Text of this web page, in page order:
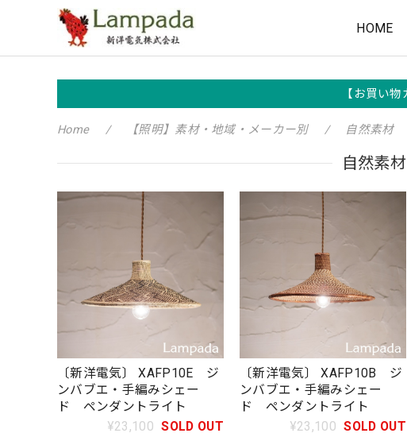
HOME
【お買い
Home 【照明】素材・地域・メーカー別 自然素材
自然素
〔新洋電気〕 XAFP10E ジ
ンバブエ・手編みシェー
ド ペンダントライト
¥23,100 SOLD OUT
〔新洋電気〕 XAFP10B ジ
ンバブエ・手編みシェー
ド ペンダントライト
¥23,100 SOLD OUT